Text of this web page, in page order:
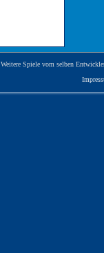
Weitere Spiele vom selben